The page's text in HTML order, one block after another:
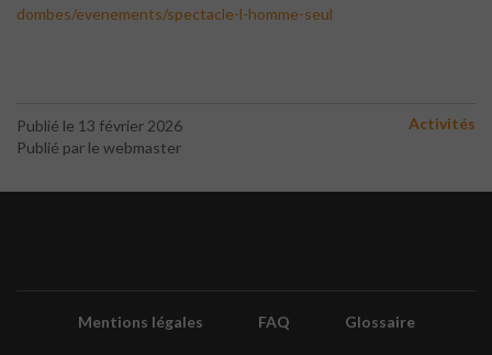
dombes/evenements/spectacle-l-homme-seul
Publié le 13 février 2026
Publié par le webmaster
Activités
Mentions légales FAQ Glossaire